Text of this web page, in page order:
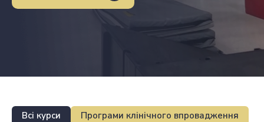
Всі курси
Програми клінічного впровадження